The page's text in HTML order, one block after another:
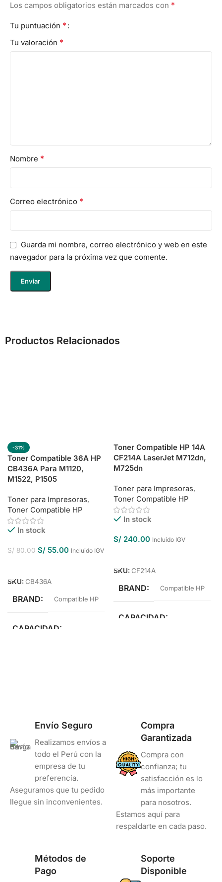
Los campos obligatorios están marcados con *
Tu puntuación *
Tu valoración *
Nombre *
Correo electrónico *
Guarda mi nombre, correo electrónico y web en este
navegador para la próxima vez que comente.
Productos Relacionados
-31%
Toner Compatible 36A HP
CB436A Para M1120,
M1522, P1505
Toner para Impresoras,
Toner Compatible HP
In stock
S/80.00 S/ 55.00 Incluido IGV
SKU: CB436A
BRAND Compatible HP
CAPACIDAD
Toner Compatible HP 14A
CF214A LaserJet M712dn,
M725dn
Toner para Impresoras,
Toner Compatible HP
In stock
S/ 240.00 Incluido IGV
SKU: CF214A
BRAND Compatible HP
CAPACIDAD
Envío Seguro
Realizamos envíos a
todo el Perú con la
empresa de tu
preferencia.
Aseguramos que tu pedido
llegue sin inconvenientes.
Compra
Garantizada
Compra con
confianza; tu
satisfacción es lo
más importante
para nosotros.
Estamos aquí para
respaldarte en cada paso.
Métodos de
Pago
Soporte
Disponible